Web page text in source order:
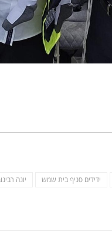
ידידים סניף בית שמש יונה